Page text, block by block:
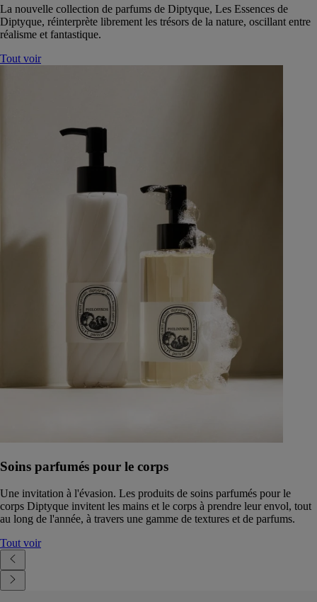
La nouvelle collection de parfums de Diptyque, Les Essences de
Diptyque, réinterprète librement les trésors de la nature, oscillant entre
réalisme et fantastique.
Tout voir
Soins parfumés pour le corps
Une invitation à l'évasion. Les produits de soins parfumés pour le
corps Diptyque invitent les mains et le corps à prendre leur envol, tout
au long de l'année, à travers une gamme de textures et de parfums.
Tout voir